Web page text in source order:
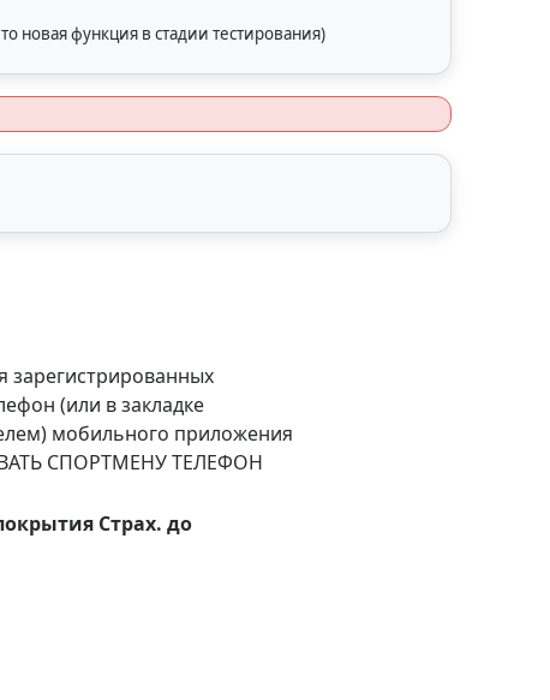
новая функция в стадии тестирования)
зарегистрированных
(или в закладке
мобильного приложения
СПОРТМЕНУ ТЕЛЕФОН
Страх. до